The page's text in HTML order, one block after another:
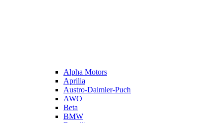
Alpha Motors
Aprilia
Austro-Daimler-Puch
AWO
Beta
BMW